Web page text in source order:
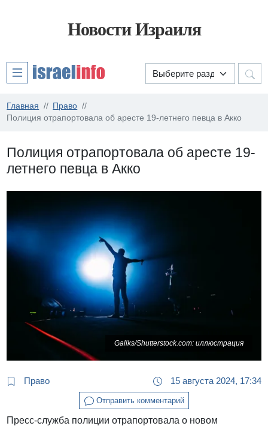
Новости Израиля
Главная
Право
Полиция отрапортовала об аресте 19-летнего певца в Акко
Полиция отрапортовала об аресте 19-
летнего певца в Акко
Gallks/Shutterstock.com: иллюстрация
Право 15 августа 2024, 17:34
Отправить комментарий
Пресс-служба полиции отрапортовала о новом